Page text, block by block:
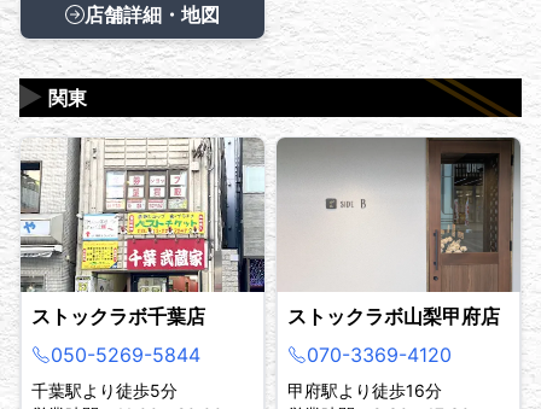
店舗詳細・地図
関東
▶
ストックラボ千葉店
050-5269-5844
千葉駅より徒歩5分
ストックラボ山梨甲府店
070-3369-4120
甲府駅より徒歩16分